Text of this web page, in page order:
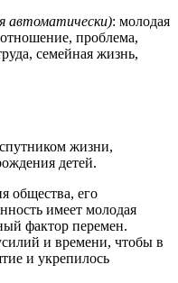
автоматически): молодая
проблема,
семейная жизнь,
жизни,
детей.
общества, его
имеет молодая
фактор перемен.
и времени, чтобы в
и укрепилось